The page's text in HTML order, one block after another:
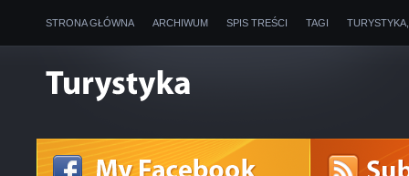
STRONA GŁÓWNA ARCHIWUM SPIS TREŚCI TAGI